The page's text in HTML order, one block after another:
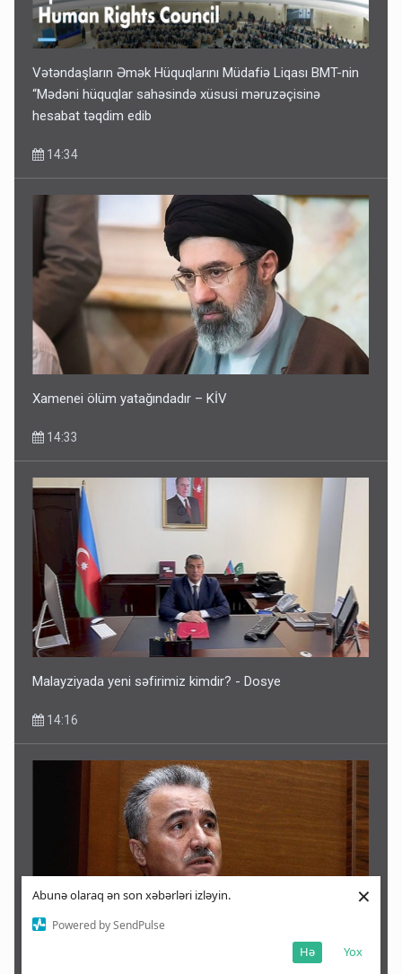
Abunə olaraq ən son xəbərləri izləyin.
Powered by SendPulse
Yox
Hə
×
Vətəndaşların Əmək Hüquqlarını Müdafiə Liqası BMT-nin
“Mədəni hüquqlar sahəsində xüsusi məruzəçisinə
hesabat təqdim edib
14:34
Xamenei ölüm yatağındadır – KİV
14:33
Malayziyada yeni səfirimiz kimdir? - Dosye
14:16
Prezident Zeynal Nağdəliyevin oğluna yüksək vəzifə verdi